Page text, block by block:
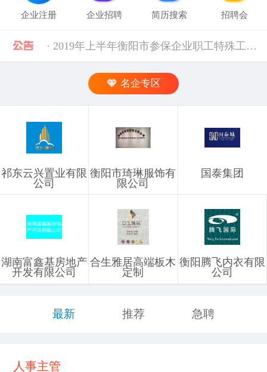
企业注册 企业招聘 简历搜索 招聘会
· 中共中央组织部 人力资源社会保障部等五部门关于进一步加强流动人员人事档案管理服务工作的通知 [10-11]
· 禁止发布的职位信息 [03-03]
· 湖南省税务局关于社会保险费信息系统停机的通告（2024年11月） [12-02]
名企专区
祁东云兴置业有限
公司
衡阳市琦琳服饰有
限公司
国泰集团
湖南富鑫基房地产
开发有限公司
合生雅居高端板木
定制
衡阳腾飞内衣有限
公司
最新 推荐 急聘
人事主管